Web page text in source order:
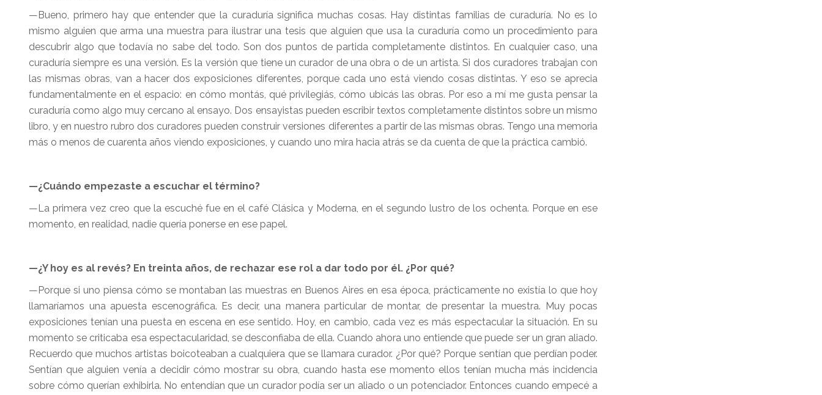
—Bueno, primero hay que entender que la curaduría significa muchas cosas. Hay distintas familias de curaduría. No es lo
mismo alguien que arma una muestra para ilustrar una tesis que alguien que usa la curaduría como un procedimiento para
descubrir algo que todavía no sabe del todo. Son dos puntos de partida completamente distintos. En cualquier caso, una
curaduría siempre es una versión. Es la versión que tiene un curador de una obra o de un artista. Si dos curadores trabajan con
las mismas obras, van a hacer dos exposiciones diferentes, porque cada uno está viendo cosas distintas. Y eso se aprecia
fundamentalmente en el espacio: en cómo montás, qué privilegiás, cómo ubicás las obras. Por eso a mí me gusta pensar la
curaduría como algo muy cercano al ensayo. Dos ensayistas pueden escribir textos completamente distintos sobre un mismo
libro, y en nuestro rubro dos curadores pueden construir versiones diferentes a partir de las mismas obras. Tengo una memoria
más o menos de cuarenta años viendo exposiciones, y cuando uno mira hacia atrás se da cuenta de que la práctica cambió.
—¿Cuándo empezaste a escuchar el término?
—La primera vez creo que la escuché fue en el café Clásica y Moderna, en el segundo lustro de los ochenta. Porque en ese
momento, en realidad, nadie quería ponerse en ese papel.
—¿Y hoy es al revés? En treinta años, de rechazar ese rol a dar todo por él. ¿Por qué?
—Porque si uno piensa cómo se montaban las muestras en Buenos Aires en esa época, prácticamente no existía lo que hoy
llamaríamos una apuesta escenográfica. Es decir, una manera particular de montar, de presentar la muestra. Muy pocas
exposiciones tenían una puesta en escena en ese sentido. Hoy, en cambio, cada vez es más espectacular la situación. En su
momento se criticaba esa espectacularidad, se desconfiaba de ella. Cuando ahora uno entiende que puede ser un gran aliado.
Recuerdo que muchos artistas boicoteaban a cualquiera que se llamara curador. ¿Por qué? Porque sentían que perdían poder.
Sentían que alguien venía a decidir cómo mostrar su obra, cuando hasta ese momento ellos tenían mucha más incidencia
sobre cómo querían exhibirla. No entendían que un curador podía ser un aliado o un potenciador. Entonces cuando empecé a